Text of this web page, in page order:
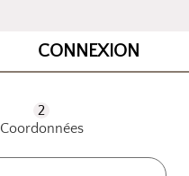
CONNEXION
Coordonnées